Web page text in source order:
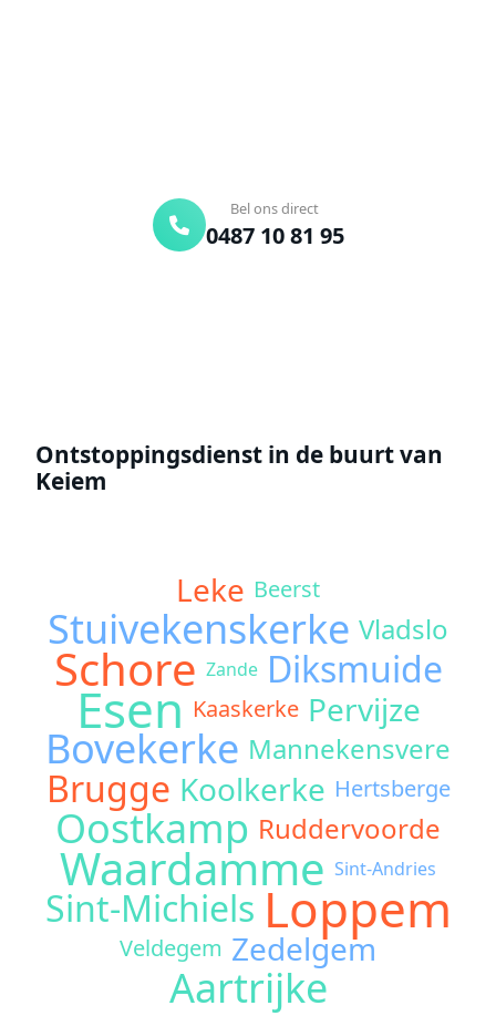
Bel ons direct
0487 10 81 95
Ontstoppingsdienst in de buurt van
Keiem
Leke Beerst
Stuivekenskerke Vladslo
Schore Zande Diksmuide
Esen Kaaskerke Pervijze
Bovekerke Mannekensvere
Brugge Koolkerke Hertsberge
Oostkamp Ruddervoorde
Waardamme Sint-Andries
Sint-MichielsLoppem
Veldegem Zedelgem
Aartrijke